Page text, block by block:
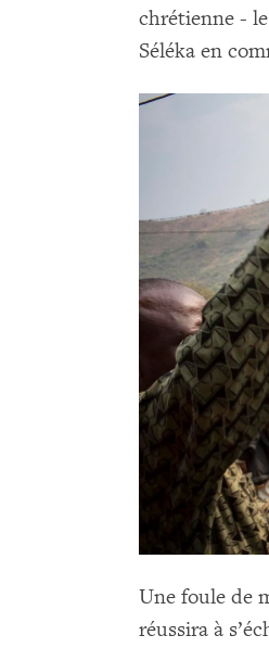
chrétienne -
Séléka en
Une foule de
réussira à